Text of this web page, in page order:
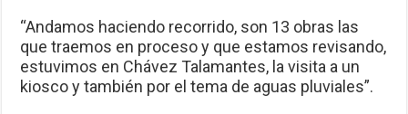
“Andamos haciendo recorrido, son 13 obras las
que traemos en proceso y que estamos revisando,
estuvimos en Chávez Talamantes, la visita a un
kiosco y también por el tema de aguas pluviales”.